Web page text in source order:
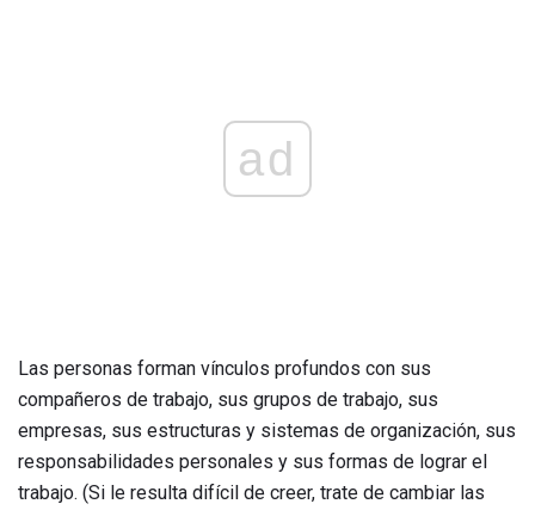
ad
Las personas forman vínculos profundos con sus
compañeros de trabajo, sus grupos de trabajo, sus
empresas, sus estructuras y sistemas de organización, sus
responsabilidades personales y sus formas de lograr el
trabajo. (Si le resulta difícil de creer, trate de cambiar las